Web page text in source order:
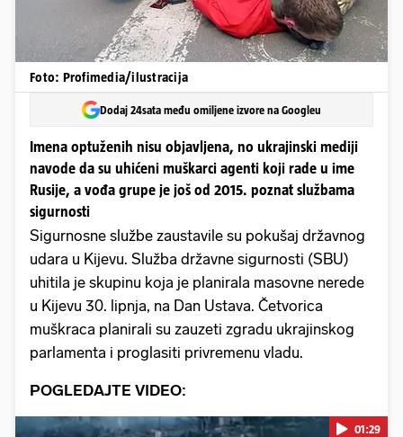
Foto: Profimedia/ilustracija
Dodaj 24sata među omiljene izvore na Googleu
Imena optuženih nisu objavljena, no ukrajinski mediji
navode da su uhićeni muškarci agenti koji rade u ime
Rusije, a vođa grupe je još od 2015. poznat službama
sigurnosti
Sigurnosne službe zaustavile su pokušaj državnog
udara u Kijevu. Služba državne sigurnosti (SBU)
uhitila je skupinu koja je planirala masovne nerede
u Kijevu 30. lipnja, na Dan Ustava. Četvorica
muškraca planirali su zauzeti zgradu ukrajinskog
parlamenta i proglasiti privremenu vladu.
POGLEDAJTE VIDEO:
01:29